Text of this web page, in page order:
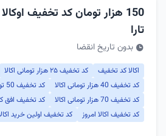
150 هزار تومان کد تخفیف
تارا
بدون تاریخ انقضا
اکالا کد تخفیف
کد تخفیف ۲۵ هزار تومانی اکالا
کد تخفیف 40 هزار تومانی اکالا
کد تخفیف 50 تومانی اکالا اولین خرید
کد تخفیف 70 هزار تومانی اکالا
کد تخفیف افق
کد تخفیف اکالا امروز
کد تخفیف اولین خرید